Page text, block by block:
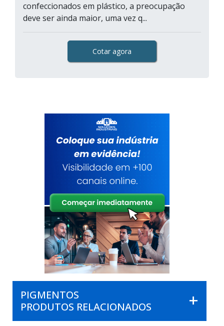
confeccionados em plástico, a preocupação
deve ser ainda maior, uma vez q...
Cotar agora
PIGMENTOS
PRODUTOS RELACIONADOS